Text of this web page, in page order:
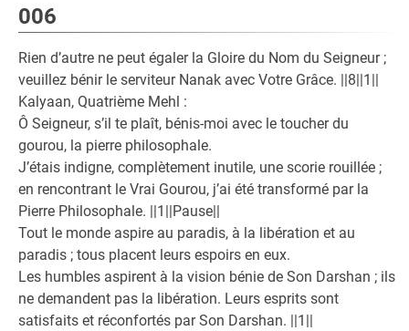
006
Rien d’autre ne peut égaler la Gloire du Nom du Seigneur ;
veuillez bénir le serviteur Nanak avec Votre Grâce. ||8||1||
Kalyaan, Quatrième Mehl :
Ô Seigneur, s’il te plaît, bénis-moi avec le toucher du
gourou, la pierre philosophale.
J’étais indigne, complètement inutile, une scorie rouillée ;
en rencontrant le Vrai Gourou, j’ai été transformé par la
Pierre Philosophale. ||1||Pause||
Tout le monde aspire au paradis, à la libération et au
paradis ; tous placent leurs espoirs en eux.
Les humbles aspirent à la vision bénie de Son Darshan ; ils
ne demandent pas la libération. Leurs esprits sont
satisfaits et réconfortés par Son Darshan. ||1||